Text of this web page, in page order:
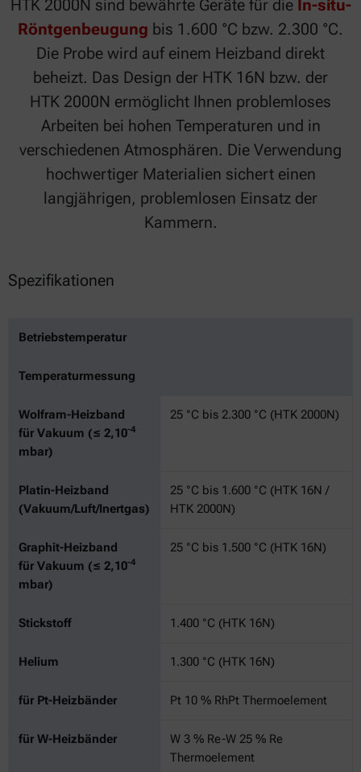
HTK 2000N sind bewährte Geräte für die In-situ-
Röntgenbeugung bis 1.600 °C bzw. 2.300 °C.
Die Probe wird auf einem Heizband direkt
beheizt. Das Design der HTK 16N bzw. der
HTK 2000N ermöglicht Ihnen problemloses
Arbeiten bei hohen Temperaturen und in
verschiedenen Atmosphären. Die Verwendung
hochwertiger Materialien sichert einen
langjährigen, problemlosen Einsatz der
Kammern.
Spezifikationen
Betriebstemperatur
Temperaturmessung
Wolfram-Heizband
für Vakuum (≤ 2,10-4
mbar)
25 °C bis 2.300 °C (HTK 2000N)
Platin-Heizband
(Vakuum/Luft/Inertgas)
25 °C bis 1.600 °C (HTK 16N /
HTK 2000N)
Graphit-Heizband
für Vakuum (≤ 2,10-4
mbar)
25 °C bis 1.500 °C (HTK 16N)
Stickstoff 1.400 °C (HTK 16N)
Helium 1.300 °C (HTK 16N)
für Pt-Heizbänder Pt 10 % RhPt Thermoelement
für W-Heizbänder
W 3 % Re-W 25 % Re
Thermoelement